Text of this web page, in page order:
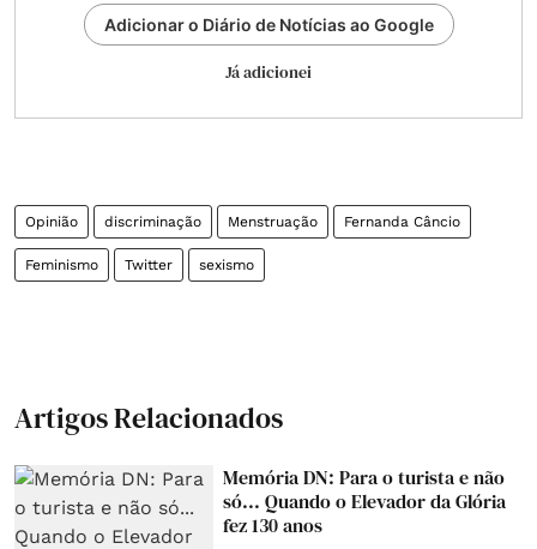
Adicionar o Diário de Notícias ao Google
Já adicionei
Opinião discriminação Menstruação Fernanda Câncio
Feminismo Twitter sexismo
Artigos Relacionados
Memória DN: Para o turista e não
só... Quando o Elevador da Glória
fez 130 anos